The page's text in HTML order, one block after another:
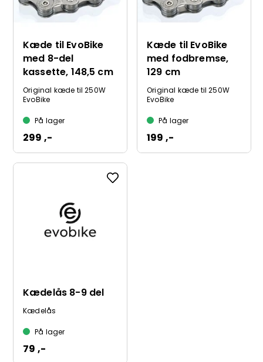
Kæde til EvoBike
med 8-del
kassette, 148,5 cm
Original kæde til 250W
EvoBike
På lager
299 ,-
Kæde til EvoBike
med fodbremse,
129 cm
Original kæde til 250W
EvoBike
På lager
199 ,-
Kædelås 8-9 del
Kædelås
På lager
79 ,-